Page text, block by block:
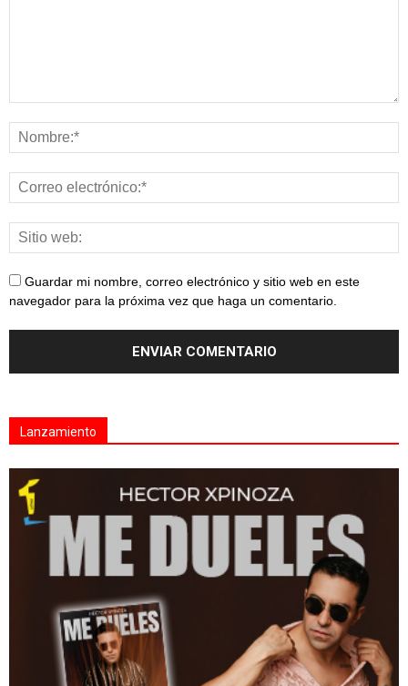
Guardar mi nombre, correo electrónico y sitio web en este
navegador para la próxima vez que haga un comentario.
Lanzamiento